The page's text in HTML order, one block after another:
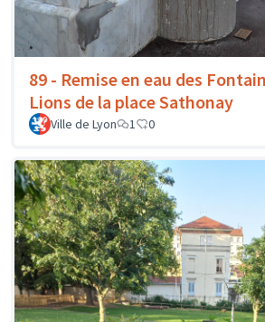
89 - Remise en eau des
Lions de la place Sathonay
Ville de Lyon 1 0